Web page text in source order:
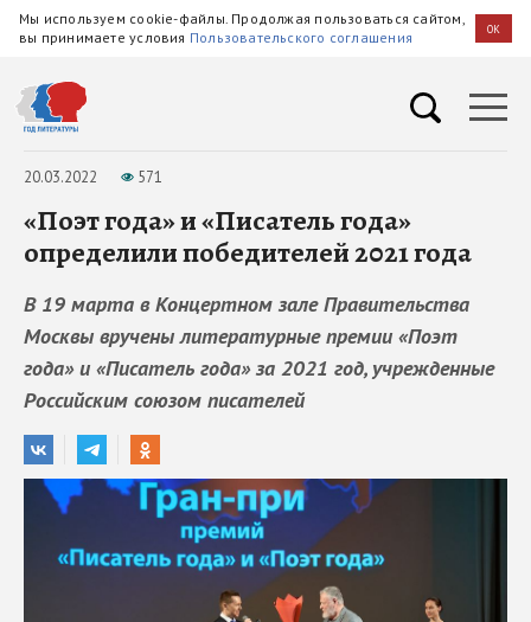
Мы используем cookie-файлы. Продолжая пользоваться сайтом,
вы принимаете условия Пользовательского соглашения OK
20.03.2022 571
«Поэт года» и «Писатель года»
определили победителей 2021 года
В 19 марта в Концертном зале Правительства
Москвы вручены литературные премии «Поэт
года» и «Писатель года» за 2021 год, учрежденные
Российским союзом писателей